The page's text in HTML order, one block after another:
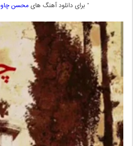
” برای دانلود آهنگ هایمحسن